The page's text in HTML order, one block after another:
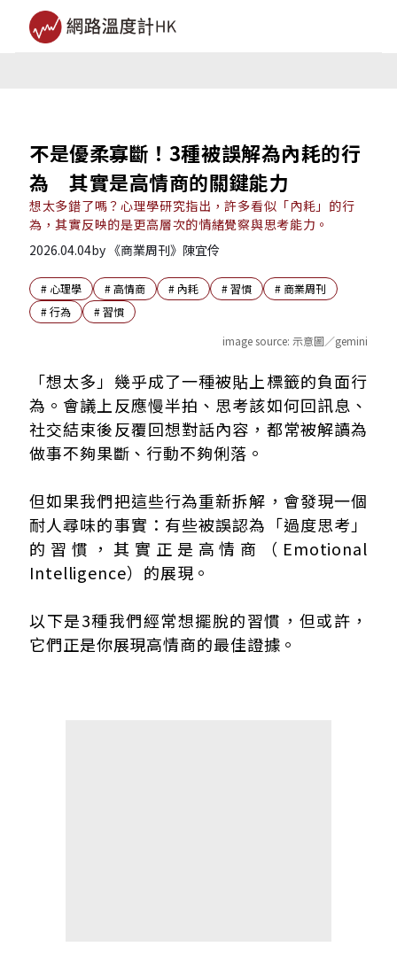
不是優柔寡斷！3種被誤解為內耗的行
為 其實是高情商的關鍵能力
想太多錯了嗎？心理學研究指出，許多看似「內耗」的行
為，其實反映的是更高層次的情緒覺察與思考能力。
2026.04.04by 《商業周刊》陳宜伶
# 心理學 #高情商 # 內耗 #習慣 # 商業周刊
#行為 #習慣
image source: 示意圖／gemini
習慣1：反覆回想對話
習慣2：做決定前想很多
習慣3：分析自己的反應
成長型反思、消耗型內耗究竟差在哪？
「想太多」幾乎成了一種被貼上標籤的負面行
為。會議上反應慢半拍、思考該如何回訊息、
社交結束後反覆回想對話內容，都常被解讀為
做事不夠果斷、行動不夠俐落。
但如果我們把這些行為重新拆解，會發現一個
耐人尋味的事實：有些被誤認為「過度思考」
的習慣，其實正是高情商（Emotional
Intelligence）的展現。
以下是3種我們經常想擺脫的習慣，但或許，
它們正是你展現高情商的最佳證據。